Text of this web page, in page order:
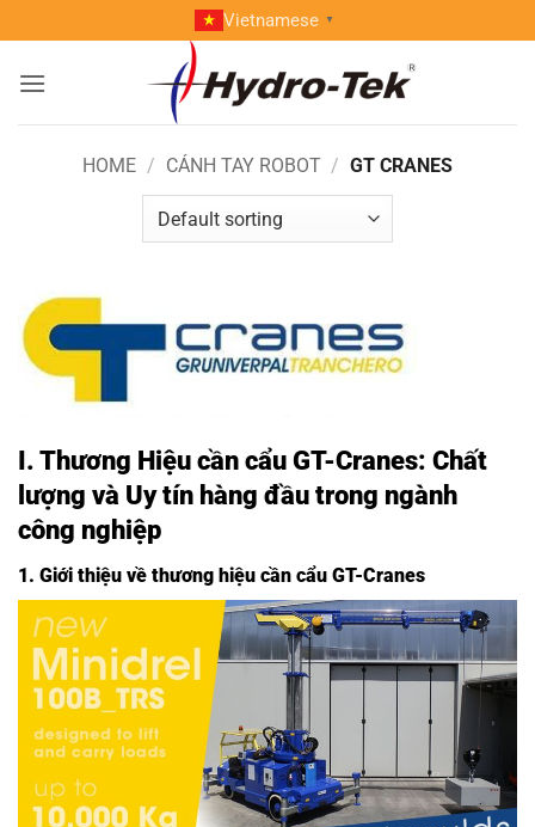
to
content
Vietnamese ▼
HOME / CÁNH TAY ROBOT / GT CRANES
I. Thương Hiệu cần cẩu GT-Cranes: Chất
lượng và Uy tín hàng đầu trong ngành
công nghiệp
1. Giới thiệu về thương hiệu cần cẩu GT-Cranes